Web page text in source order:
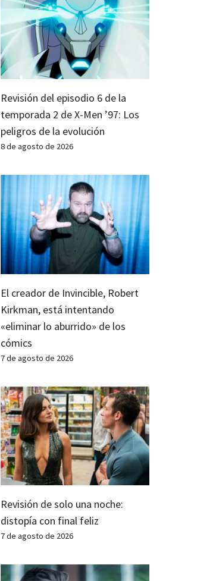
Revisión del episodio 6 de la
temporada 2 de X-Men ’97: Los
peligros de la evolución
8 de agosto de 2026
El creador de Invincible, Robert
Kirkman, está intentando
«eliminar lo aburrido» de los
cómics
7 de agosto de 2026
Revisión de solo una noche:
distopía con final feliz
7 de agosto de 2026